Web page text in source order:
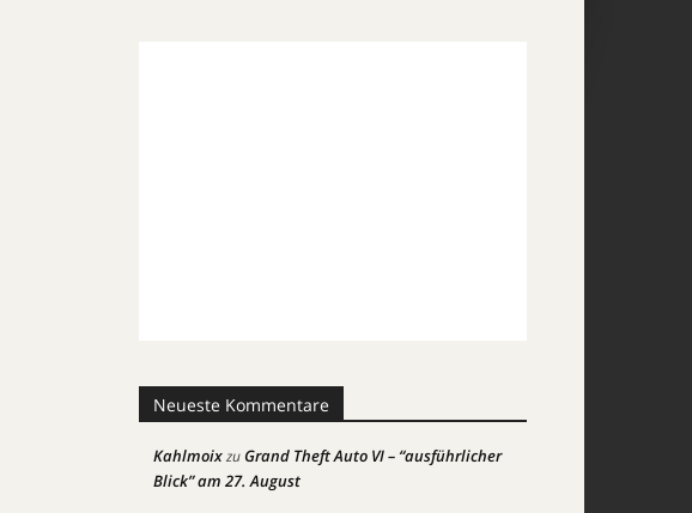
Neueste Kommentare
KahlmoixzuGrand Theft Auto VI – “ausführlicher
Blick” am 27. August